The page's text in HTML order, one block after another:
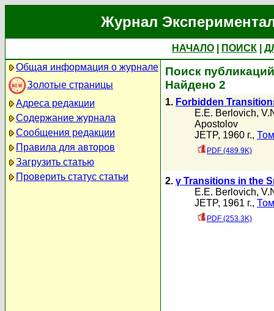
Журнал
НАЧАЛО ПОИСК
Общая информация о журнале
Золотые страницы
Адреса редакции
Содержание журнала
Сообщения редакции
Правила для авторов
Загрузить статью
Проверить статус статьи
Поиск
Найдено 2
1. Forbidden
E.E. Berlovich,
Apostolov
JETP, 1960 г.,
PDF (489.9K)
2. γ Transitions in the
E.E. Berlovich,
JETP, 1961 г.,
PDF (253.3K)